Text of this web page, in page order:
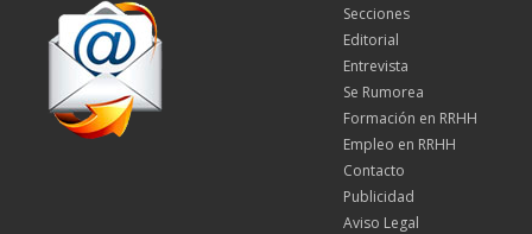
Secciones
Editorial
Entrevista
Se Rumorea
Formación en RRHH
Empleo en RRHH
Contacto
Publicidad
Aviso Legal